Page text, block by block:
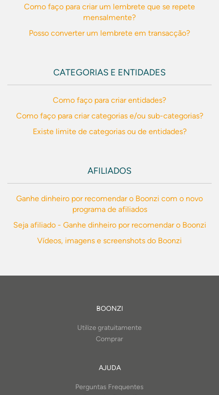
Como faço para criar um lembrete que se repete
mensalmente?
Posso converter um lembrete em transacção?
CATEGORIAS E ENTIDADES
Como faço para criar entidades?
Como faço para criar categorias e/ou sub-categorias?
Existe limite de categorias ou de entidades?
AFILIADOS
Ganhe dinheiro por recomendar o Boonzi com o novo
programa de afiliados
Seja afiliado - Ganhe dinheiro por recomendar o Boonzi
Vídeos, imagens e screenshots do Boonzi
BOONZI
Utilize gratuitamente
Comprar
AJUDA
Perguntas Frequentes